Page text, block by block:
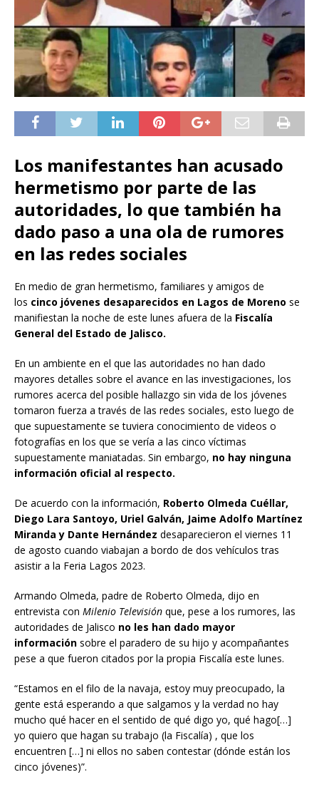
Los manifestantes han acusado
hermetismo por parte de las
autoridades, lo que también ha
dado paso a una ola de rumores
en las redes sociales
En medio de gran hermetismo, familiares y amigos de
los cinco jóvenes desaparecidos en Lagos de Moreno se
manifiestan la noche de este lunes afuera de la Fiscalía
General del Estado de Jalisco.
En un ambiente en el que las autoridades no han dado
mayores detalles sobre el avance en las investigaciones, los
rumores acerca del posible hallazgo sin vida de los jóvenes
tomaron fuerza a través de las redes sociales, esto luego de
que supuestamente se tuviera conocimiento de videos o
fotografías en los que se vería a las cinco víctimas
supuestamente maniatadas. Sin embargo, no hay ninguna
información oficial al respecto.
De acuerdo con la información, Roberto Olmeda Cuéllar,
Diego Lara Santoyo, Uriel Galván, Jaime Adolfo Martínez
Miranda y Dante Hernández desaparecieron el viernes 11
de agosto cuando viabajan a bordo de dos vehículos tras
asistir a la Feria Lagos 2023.
Armando Olmeda, padre de Roberto Olmeda, dijo en
entrevista con Milenio Televisión que, pese a los rumores, las
autoridades de Jalisco no les han dado mayor
información sobre el paradero de su hijo y acompañantes
pese a que fueron citados por la propia Fiscalía este lunes.
“Estamos en el filo de la navaja, estoy muy preocupado, la
gente está esperando a que salgamos y la verdad no hay
mucho qué hacer en el sentido de qué digo yo, qué hago[…]
yo quiero que hagan su trabajo (la Fiscalía) , que los
encuentren […] ni ellos no saben contestar (dónde están los
cinco jóvenes)”.